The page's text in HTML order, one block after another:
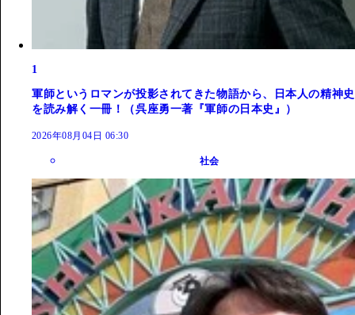
1
軍師というロマンが投影されてきた物語から、日本人の精神史
を読み解く一冊！（呉座勇一著『軍師の日本史』）
2026年08月04日 06:30
社会